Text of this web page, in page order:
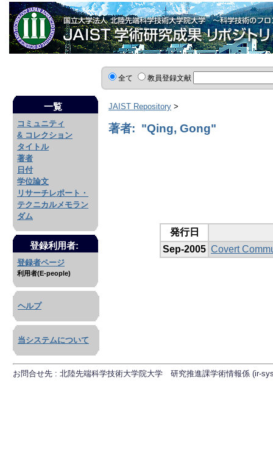
全て 教員登録文献
一覧
コミュニティ
& コレクション
タイトル
著者
日付
学位論文
リサーチレポート・
テクニカルメモラン
ダム
登録利用者:
登録者ページ
利用者(E-people)
ヘルプ
当システムについて
JAIST Repository >
著者: "Qing, Gong"
発行日
Sep-2005 Covert
お問合せ先 : 北陸先端科学技術大学院大学 研究推進課学術情報係 (ir-